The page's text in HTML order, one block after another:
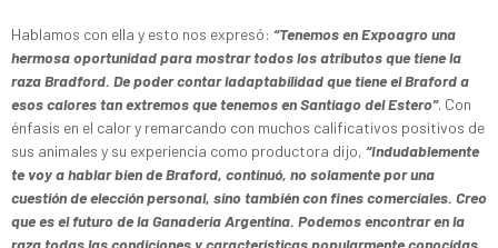
Hablamos con ella y esto nos expresó: “Tenemos en Expoagro una
hermosa oportunidad para mostrar todos los atributos que tiene la
raza Bradford. De poder contar ladaptabilidad que tiene el Braford a
esos calores tan extremos que tenemos en Santiago del Estero”. Con
énfasis en el calor y remarcando con muchos calificativos positivos de
sus animales y su experiencia como productora dijo, “Indudablemente
te voy a hablar bien de Braford, continuó, no solamente por una
cuestión de elección personal, sino también con fines comerciales. Creo
que es el futuro de la Ganadería Argentina. Podemos encontrar en la